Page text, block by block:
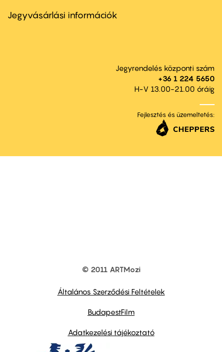
second
Jegyvásárlási információk
Jegyrendelés központi szám
+36 1 224 5650
H-V 13.00-21.00 óráig
Fejlesztés és üzemeltetés:
© 2011 ARTMozi
Általános Szerződési Feltételek
BudapestFilm
Adatkezelési tájékoztató